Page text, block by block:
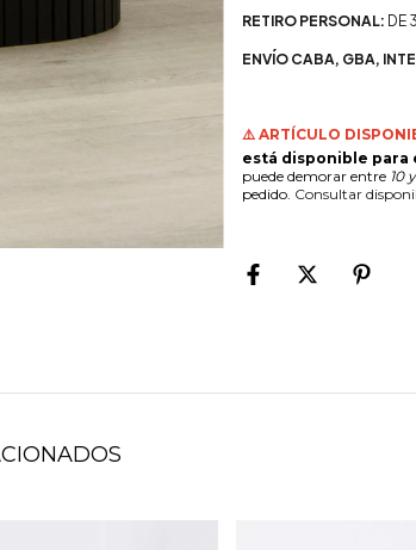
RETIRO PERSONAL: DE
ENVÍO CABA, GBA,
⚠️ ARTÍCULO
está disponible para
puede demorar entre 10
pedido. Consultar